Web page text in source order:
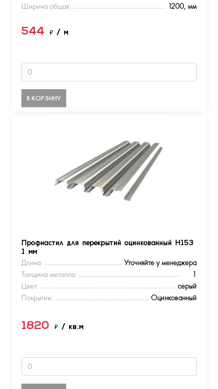
Ширина общая:
1200, мм
544 ₽ / м
В КОРЗИНУ
Профнастил для перекрытий оцинкованный Н153
1 мм
Длина:
Уточняйте у менеджера
Толщина металла:
1
Цвет:
серый
Покрытие:
Оцинкованный
1820 ₽ / кв.м